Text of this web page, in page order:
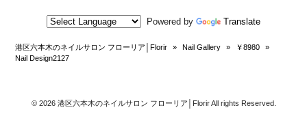
Powered by Translate
港区六本木のネイルサロン フローリア│Florir » Nail Gallery » ￥8980
»
Nail Design2127
© 2026 港区六本木のネイルサロン フローリア│Florir All rights Reserved.